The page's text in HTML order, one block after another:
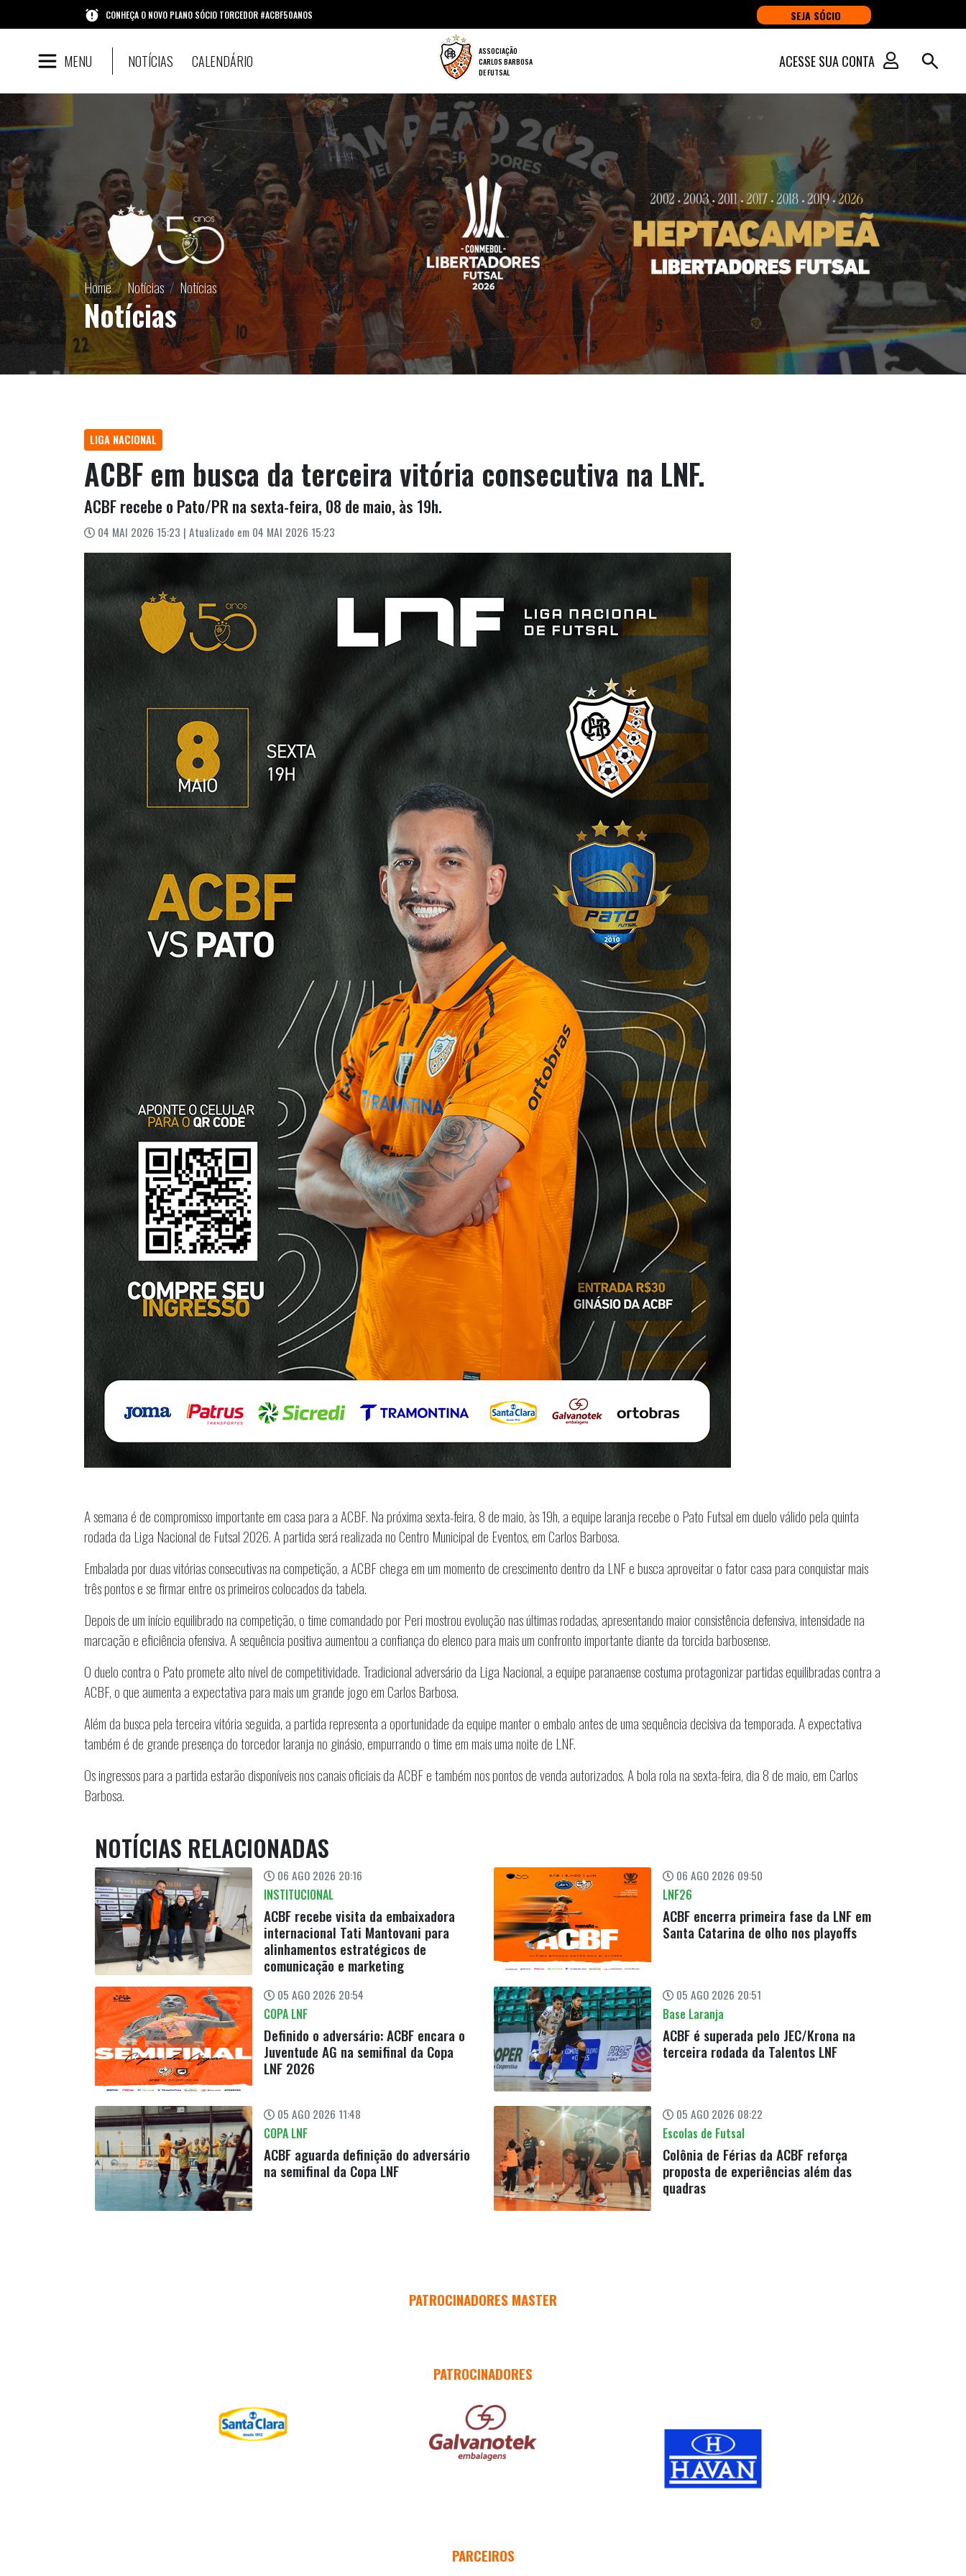
CONHEÇA O NOVO PLANO SÓCIO TORCEDOR #ACBF50ANOS SEJA SÓCIO
MENU NOTÍCIAS CALENDÁRIO
ASSOCIAÇÃO
CARLOS BARBOSA
DE FUTSAL
ACESSE SUA CONTA
Home Notícias Notícias
Notícias
LIGA NACIONAL
ACBF em busca da terceira vitória consecutiva na LNF.
ACBF recebe o Pato/PR na sexta-feira, 08 de maio, às 19h.
04 MAI 2026 15:23 | Atualizado em 04 MAI 2026 15:23
A semana é de compromisso importante em casa para a ACBF. Na próxima sexta-feira, 8 de maio, às 19h, a equipe laranja recebe o Pato Futsal em duelo válido pela quinta
rodada da Liga Nacional de Futsal 2026. A partida será realizada no Centro Municipal de Eventos, em Carlos Barbosa.
Embalada por duas vitórias consecutivas na competição, a ACBF chega em um momento de crescimento dentro da LNF e busca aproveitar o fator casa para conquistar mais
três pontos e se firmar entre os primeiros colocados da tabela.
Depois de um início equilibrado na competição, o time comandado por Peri mostrou evolução nas últimas rodadas, apresentando maior consistência defensiva, intensidade na
marcação e eficiência ofensiva. A sequência positiva aumentou a confiança do elenco para mais um confronto importante diante da torcida barbosense.
O duelo contra o Pato promete alto nível de competitividade. Tradicional adversário da Liga Nacional, a equipe paranaense costuma protagonizar partidas equilibradas contra a
ACBF, o que aumenta a expectativa para mais um grande jogo em Carlos Barbosa.
Além da busca pela terceira vitória seguida, a partida representa a oportunidade da equipe manter o embalo antes de uma sequência decisiva da temporada. A expectativa
também é de grande presença do torcedor laranja no ginásio, empurrando o time em mais uma noite de LNF.
Os ingressos para a partida estarão disponíveis nos canais oficiais da ACBF e também nos pontos de venda autorizados. A bola rola na sexta-feira, dia 8 de maio, em Carlos
Barbosa.
NOTÍCIAS RELACIONADAS
06 AGO 2026 20:16
INSTITUCIONAL
ACBF recebe visita da embaixadora
internacional Tati Mantovani para
alinhamentos estratégicos de
comunicação e marketing
06 AGO 2026 09:50
LNF26
ACBF encerra primeira fase da LNF em
Santa Catarina de olho nos playoffs
05 AGO 2026 20:54
COPA LNF
Definido o adversário: ACBF encara o
Juventude AG na semifinal da Copa
LNF 2026
05 AGO 2026 20:51
Base Laranja
ACBF é superada pelo JEC/Krona na
terceira rodada da Talentos LNF
05 AGO 2026 11:48
COPA LNF
ACBF aguarda definição do adversário
na semifinal da Copa LNF
05 AGO 2026 08:22
Escolas de Futsal
Colônia de Férias da ACBF reforça
proposta de experiências além das
quadras
PATROCINADORES MASTER
PATROCINADORES
PARCEIROS